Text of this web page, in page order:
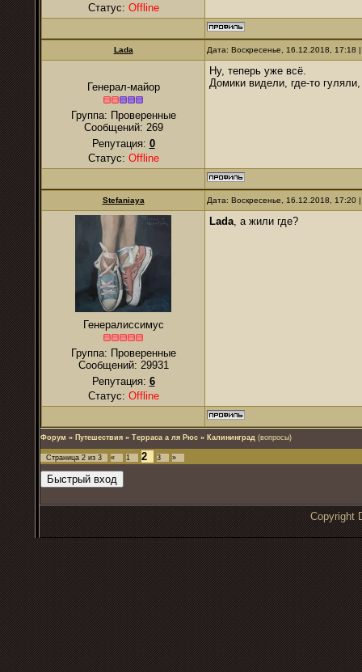
Статус: Offline
Lada Дата: Воскресенье, 16.12.2018,
Генерал-майор
Группа: Проверенные
Сообщений: 269
Репутация: 0
Статус: Offline
Ну, теперь уже всё.
Домики видели, где-то
Stefaniaya Дата: Воскресенье, 16.12.2018,
Генералиссимус
Группа: Проверенные
Сообщений: 29931
Репутация: 6
Статус: Offline
Lada, а жили где?
Форум » Путешествия » Терраса а ля Рюс » Калининград (вопросы)
Страница 2 из 3 « 1 2 3 »
Copyright